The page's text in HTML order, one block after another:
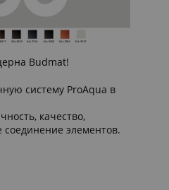
Budmat!
систему ProAqua в
качество,
соединение элементов.